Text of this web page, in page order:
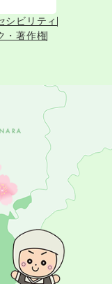
シビリティ
・著作権